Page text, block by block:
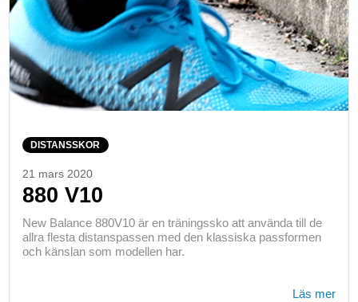
DISTANSSKOR
21 mars 2020
880 V10
New Balance 880V10 är en träningssko att använda till de
allra flesta distanspassen med den klassiska passformen
och känslan som modellen har.
Läs mer